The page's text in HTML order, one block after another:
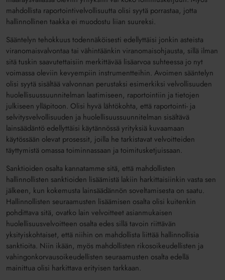
mahdollista raportointivelvollisuutta olisi syytä porrastaa, jotta
hallinnollinen taakka ei muodostu liian suureksi.
Sääntelyn tehokkuus todennäköisesti edellyttäisi jonkin asteista
viranomaisvalvontaa tai vähintäänkin viranomaisohjausta, sillä ilman
sitä tuskin saavutettaisiin merkittävää lisäarvoa suhteessa jo nyt
voimassa oleviin kevyempiin instrumentteihin. Avoimen sääntelyn
olisi syytä sisältää valvonnan perustaksi esimerkiksi velvollisuuden
huolellisuussuunnitelman laatimiseen, raportointiin ja tietojen
julkiseen ylläpitoon. Olisi hyvä lähtökohta, että raportointi- ja
selvitysvelvollisuuden ja huolellisuussuunnitelman sisältävä
lainsäädäntö edellyttäisi käytännössä yrityksiä kuvaamaan
käytössään olevat prosessit, joilla he tarkistavat velvoitteiden
täyttymistä omassa toiminnassaan ja toimitusketjuissaan.
Sanktioiden osalta kannatamme sitä, että mahdollisten
hallinnollisten sanktioiden lisäämistä lakiin harkittaisiinkin vasta sen
jälkeen, kun kokemusta lainsäädännön soveltamisesta on saatu.
Hallinnollisten seuraamusten lisäämisen osalta olisi kuitenkin
pohdittava sitä, ovatko lain velvoitteet asianmukaisen
huolellisuusvelvoitteen osalta edes sillä tavoin riittävän
yksityiskohtaiset, että niihin on mahdollista liittää hallinnollisia
sanktioita. Niin ikään, myös mahdollisten rikosoikeudellisten ja
vahingonkorvausoikeudellisten seuraamusten osalta edellä
mainittua olisi harkittava erityisen tarkkaan.